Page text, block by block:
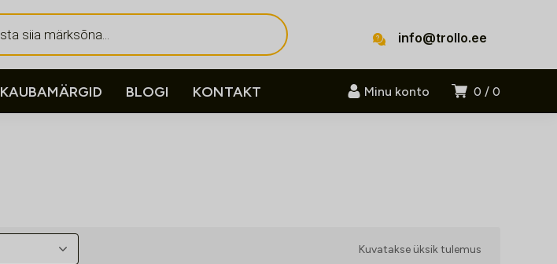
info@trollo.ee
0 0
Minu konto
KAUBAMÄRGID BLOGI KONTAKT
Kuvatakse üksik tulemus